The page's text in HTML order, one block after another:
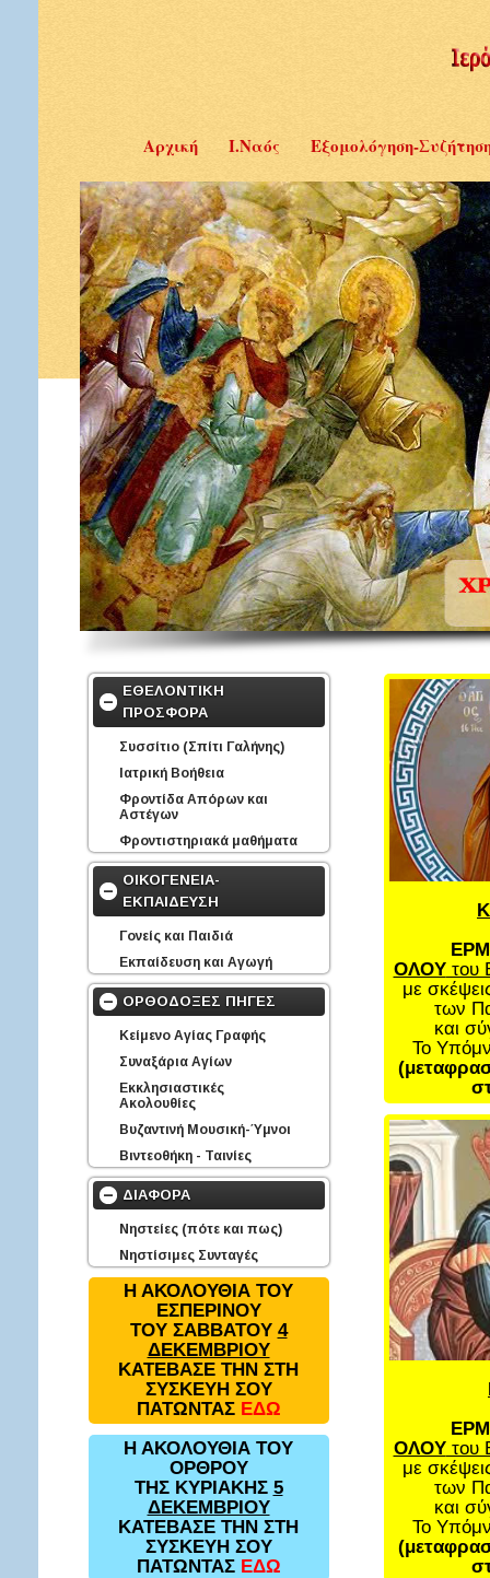
Αρχική Ι.Ναός Εξομολόγηση-
ΕΘΕΛΟΝΤΙΚΗ
ΠΡΟΣΦΟΡΑ
Συσσίτιο (Σπίτι Γαλήνης)
Ιατρική Βοήθεια
Φροντίδα Απόρων και
Αστέγων
Φροντιστηριακά μαθήματα
ΟΙΚΟΓΕΝΕΙΑ-
ΕΚΠΑΙΔΕΥΣΗ
Γονείς και Παιδιά
Εκπαίδευση και Αγωγή
ΟΡΘΟΔΟΞΕΣ ΠΗΓΕΣ
Κείμενο Αγίας Γραφής
Συναξάρια Αγίων
Εκκλησιαστικές
Ακολουθίες
Βυζαντινή Μουσική-Ύμνοι
Βιντεοθήκη - Ταινίες
ΔΙΑΦΟΡΑ
Νηστείες (πότε και πως)
Νηστίσιμες Συνταγές
Η ΑΚΟΛΟΥΘΙΑ ΤΟΥ
ΕΣΠΕΡΙΝΟΥ
ΤΟΥ ΣΑΒΒΑΤΟΥ 4
ΔΕΚΕΜΒΡΙΟΥ
ΚΑΤΕΒΑΣΕ ΤΗΝ ΣΤΗ
ΣΥΣΚΕΥΗ ΣΟΥ
ΠΑΤΩΝΤΑΣ ΕΔΩ
Η ΑΚΟΛΟΥΘΙΑ ΤΟΥ
ΟΡΘΡΟΥ
ΤΗΣ ΚΥΡΙΑΚΗΣ 5
ΔΕΚΕΜΒΡΙΟΥ
ΚΑΤΕΒΑΣΕ ΤΗΝ ΣΤΗ
ΣΥΣΚΕΥΗ ΣΟΥ
ΠΑΤΩΝΤΑΣ ΕΔΩ
ΟΛΟΥτου
με
των
και
Το
ΟΛΟΥτου
με
των
και
Το